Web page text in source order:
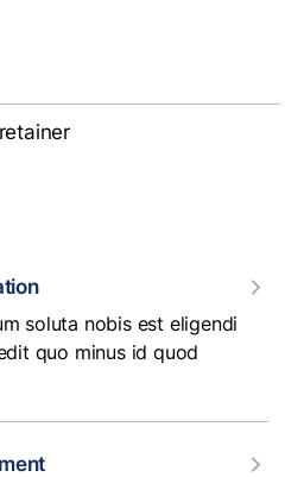
soluta nobis est eligendi
quo minus id quod